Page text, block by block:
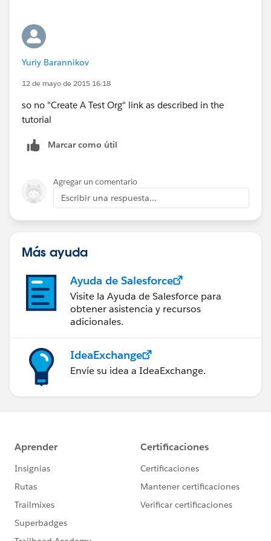
Yuriy Barannikov
12 de mayo de 2015 16:18
so no "Create A Test Org" link as described in the
tutorial
Marcar como útil
Agregar un comentario
Escribir una respuesta...
Más ayuda
Ayuda de Salesforce
Visite la Ayuda de Salesforce para
obtener asistencia y recursos
adicionales.
IdeaExchange
Envíe su idea a IdeaExchange.